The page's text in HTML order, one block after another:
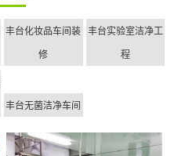
丰台化妆品车间装
修
丰台实验室洁净工
程
丰台无菌洁净车间